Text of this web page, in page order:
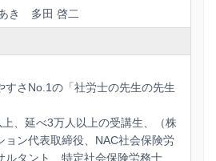
き 多田 啓二
すさNo.1の「社労士の先生の先生
、延べ3万人以上の受講生、（株
ョン代表取締役、NAC社会保険労
タント、特定社会保険労務士、